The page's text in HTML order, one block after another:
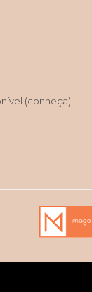
(conheça)